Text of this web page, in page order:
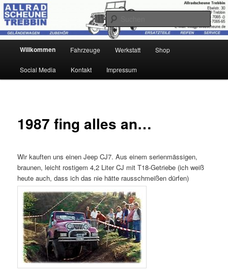
Zum
primären
Inhalt
springenAllradscheune Trebbin
Ihr Offroad-Partner in Trebbin
HauptmenüWillkommen Fahrzeuge Werkstatt Shop
Social Media Kontakt Impressum
1987 fing alles an…
Wir kauften uns einen Jeep CJ7. Aus einem serienmässigen,
braunen, leicht rostigem 4,2 Liter CJ mit T18-Getriebe (ich weiß
heute auch, dass ich das nie hätte rausschmeißen dürfen)